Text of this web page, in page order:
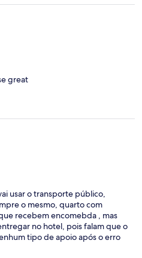
great
usar o transporte público,
o mesmo, quarto com
recebem encomebda , mas
no hotel, pois falam que o
tipo de apoio após o erro